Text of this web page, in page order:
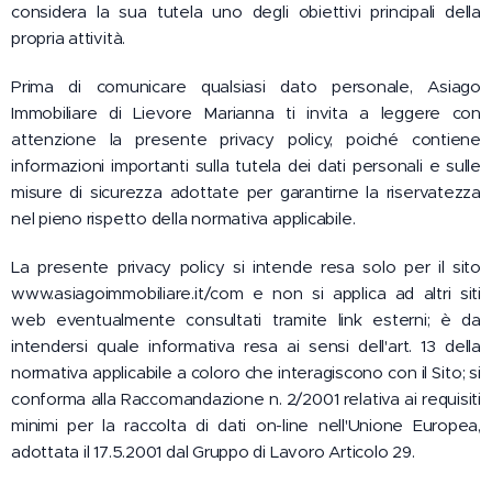
considera la sua tutela uno degli obiettivi principali della
propria attività.
Prima di comunicare qualsiasi dato personale, Asiago
Immobiliare di Lievore Marianna ti invita a leggere con
attenzione la presente privacy policy, poiché contiene
informazioni importanti sulla tutela dei dati personali e sulle
misure di sicurezza adottate per garantirne la riservatezza
nel pieno rispetto della normativa applicabile.
La presente privacy policy si intende resa solo per il sito
www.asiagoimmobiliare.it/com e non si applica ad altri siti
web eventualmente consultati tramite link esterni; è da
intendersi quale informativa resa ai sensi dell'art. 13 della
normativa applicabile a coloro che interagiscono con il Sito; si
conforma alla Raccomandazione n. 2/2001 relativa ai requisiti
minimi per la raccolta di dati on-line nell'Unione Europea,
adottata il 17.5.2001 dal Gruppo di Lavoro Articolo 29.